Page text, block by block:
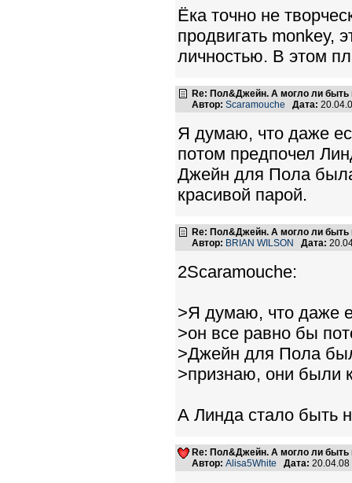
Ёка точно не
продвигать monkey,
личностью. В этом
Re: Пол&Джейн. А могло ли быть
Автор: Scaramouche Дата:
Я думаю, что даже
потом предпочел
Джейн для Пола
красивой парой.
Re: Пол&Джейн. А могло ли быть
Автор: BRIAN WILSON Дата:
2Scaramouche:
>Я думаю, что даже
>он все равно бы
>Джейн для Пола
>признаю, они были
А Линда стало быть
Re: Пол&Джейн. А могло ли быть
Автор: Alisa5White Дата: